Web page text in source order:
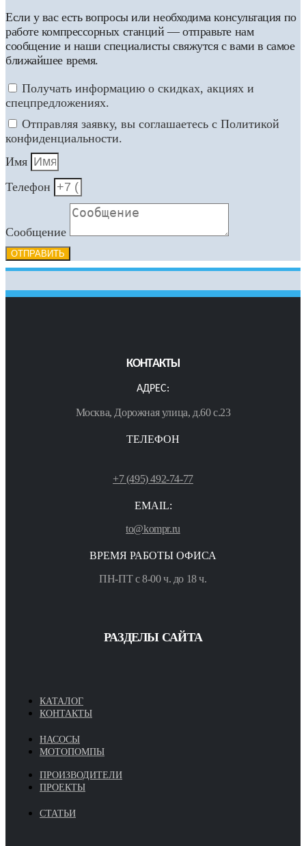
Если у вас есть вопросы или необходима консультация по
работе компрессорных станций — отправьте нам
сообщение и наши специалисты свяжутся с вами в самое
ближайшее время.
Получать информацию о скидках, акциях и
спецпредложениях.
Отправляя заявку, вы соглашаетесь с Политикой
конфиденциальности.
Имя
Телефон
Сообщение
ОТПРАВИТЬ
КОНТАКТЫ
АДРЕС:
Москва, Дорожная улица, д.60 с.23
ТЕЛЕФОН
+7 (495) 492-74-77
EMAIL:
to@kompr.ru
ВРЕМЯ РАБОТЫ ОФИСА
ПН-ПТ с 8-00 ч. до 18 ч.
РАЗДЕЛЫ САЙТА
КАТАЛОГ
КОНТАКТЫ
НАСОСЫ
МОТОПОМПЫ
ПРОИЗВОДИТЕЛИ
ПРОЕКТЫ
СТАТЬИ